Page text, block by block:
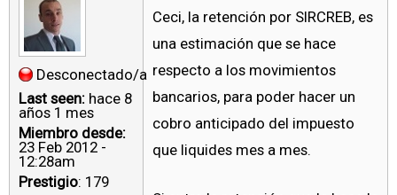
Desconectado/a
Last seen: hace 8
años 1 mes
Miembro desde:
23 Feb 2012 -
12:28am
Prestigio: 179
Ceci, la retención por SIRCREB, es
una estimación que se hace
respecto a los movimientos
bancarios, para poder hacer un
cobro anticipado del impuesto
que liquides mes a mes.